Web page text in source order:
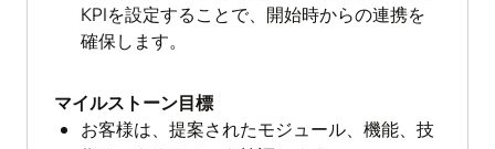
KPIを設定することで、開始時からの連携を
確保します。
マイルストーン目標
お客様は、提案されたモジュール、機能、技